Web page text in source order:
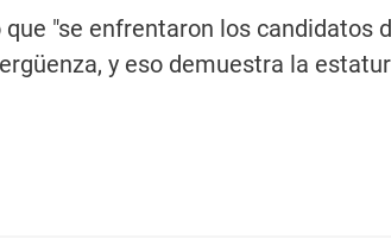
"se enfrentaron los candidatos
y eso demuestra la